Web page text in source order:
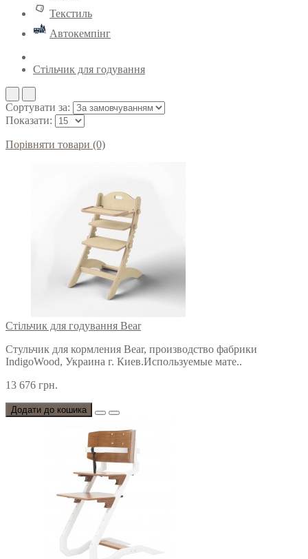
Текстиль
Автокемпінг
Стільчик для годування
Сортувати за:
Показати:
Порівняти товари (0)
Стільчик для годування Bear
Стульчик для кормления Bear, производство фабрики
IndigoWood, Украина г. Киев.Используемые мате..
13 676 грн.
Додати до кошика